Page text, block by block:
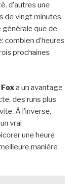
d’autres une
de vingt minutes.
générale que de
combien d’heures
prochaines
a un avantage
des runs plus
À l’inverse,
vrai
une heure
manière